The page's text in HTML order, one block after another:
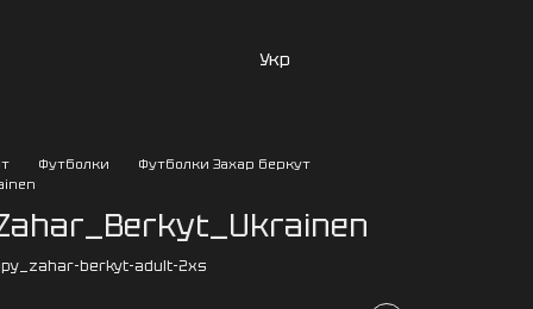
Укр
Футболки
Футболки Захар беркут
berkyt-adult-2xs